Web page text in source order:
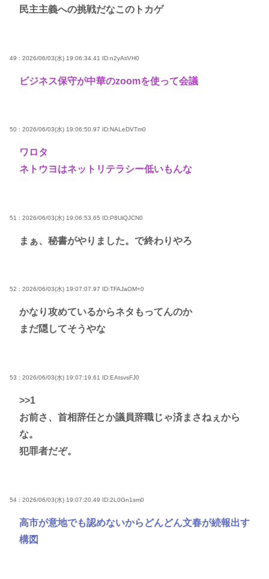
民主主義への挑戦だなこのトカゲ
49 : 2026/06/03(水) 19:06:34.41 ID:n2yAtiVH0
ビジネス保守が中華のzoomを使って会議
50 : 2026/06/03(水) 19:06:50.97 ID:NALeDVTm0
ワロタ
ネトウヨはネットリテラシー低いもんな
51 : 2026/06/03(水) 19:06:53.65 ID:P8UiQJCN0
まぁ、秘書がやりました。で終わりやろ
52 : 2026/06/03(水) 19:07:07.97 ID:TFAJaOM+0
かなり攻めているからネタもってんのか
まだ隠してそうやな
53 : 2026/06/03(水) 19:07:19.61 ID:EAtsvsFJ0
>>1
お前さ、首相辞任とか議員辞職じゃ済まさねぇから
な。
犯罪者だぞ。
54 : 2026/06/03(水) 19:07:20.49 ID:2L0Gn1sm0
高市が意地でも認めないからどんどん文春が続報出す
構図